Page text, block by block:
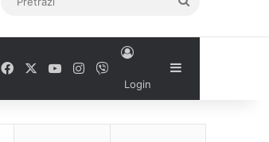
FacebookYouTubeInstagram
Viber
Login
Sidebar